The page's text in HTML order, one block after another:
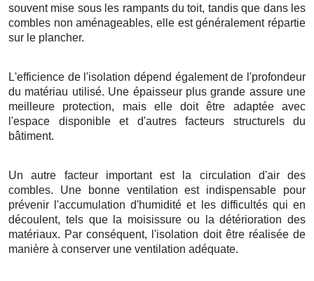
souvent mise sous les rampants du toit, tandis que dans les
combles non aménageables, elle est généralement répartie
sur le plancher.
L'efficience de l'isolation dépend également de l'profondeur
du matériau utilisé. Une épaisseur plus grande assure une
meilleure protection, mais elle doit être adaptée avec
l'espace disponible et d'autres facteurs structurels du
bâtiment.
Un autre facteur important est la circulation d'air des
combles. Une bonne ventilation est indispensable pour
prévenir l'accumulation d'humidité et les difficultés qui en
découlent, tels que la moisissure ou la détérioration des
matériaux. Par conséquent, l'isolation doit être réalisée de
manière à conserver une ventilation adéquate.